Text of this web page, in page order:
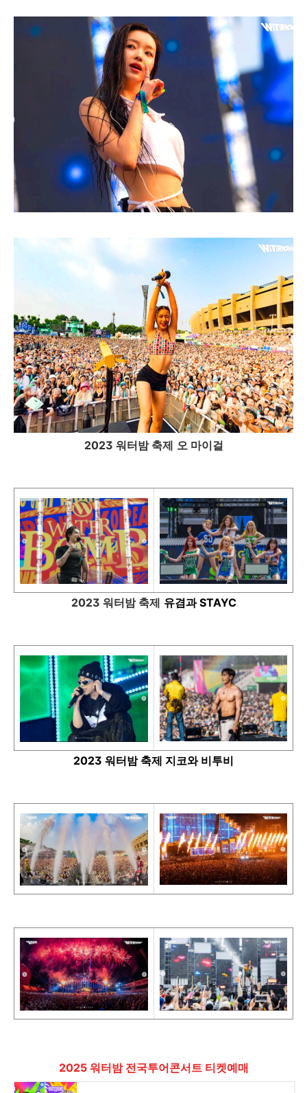
2023 워터밤 축제 오 마이걸
2023 워터밤 축제 유겸과 STAYC
2023 워터밤 축제 지코와 비투비
2025 워터밤 전국투어콘서트 티켓예매